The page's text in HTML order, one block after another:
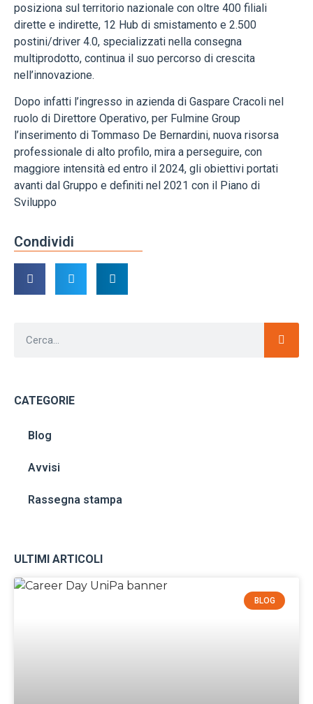
posiziona sul territorio nazionale con oltre 400 filiali
dirette e indirette, 12 Hub di smistamento e 2.500
postini/driver 4.0, specializzati nella consegna
multiprodotto, continua il suo percorso di crescita
nell’innovazione.
Dopo infatti l’ingresso in azienda di Gaspare Cracoli nel
ruolo di Direttore Operativo, per Fulmine Group
l’inserimento di Tommaso De Bernardini, nuova risorsa
professionale di alto profilo, mira a perseguire, con
maggiore intensità ed entro il 2024, gli obiettivi portati
avanti dal Gruppo e definiti nel 2021 con il Piano di
Sviluppo
Condividi
CATEGORIE
Blog
Avvisi
Rassegna stampa
ULTIMI ARTICOLI
BLOG